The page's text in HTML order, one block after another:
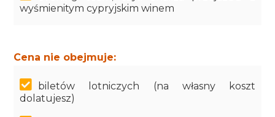
wyśmienitym cypryjskim winem
Cena nie obejmuje:
biletów lotniczych (na własny koszt
dolatujesz)